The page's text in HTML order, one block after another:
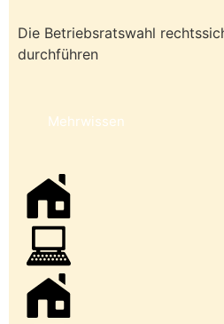
Die Betriebsratswahl
durchführen
Mehrwissen